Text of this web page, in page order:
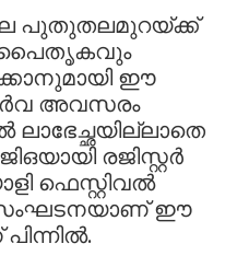
പുതുതലമുറയ്ക്ക്
പൈതൃകവും
ഈ
അവസരം
രജിസ്റ്റര്‍
ഫെസ്റ്റിവല്‍
ഈ